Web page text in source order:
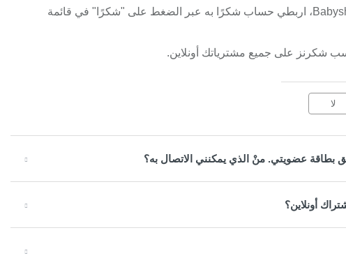
إذا كان لديك حساب على BabyshopStores.com، اربطي حساب شكرًا به عبر الضغط على "شكرًا" في قائمة
شكرنز على جميع مشترياتك أونلاين.
لا
بطاقة عضويتي. منْ الذي يمكنني الاتصال به؟
أونلاين؟